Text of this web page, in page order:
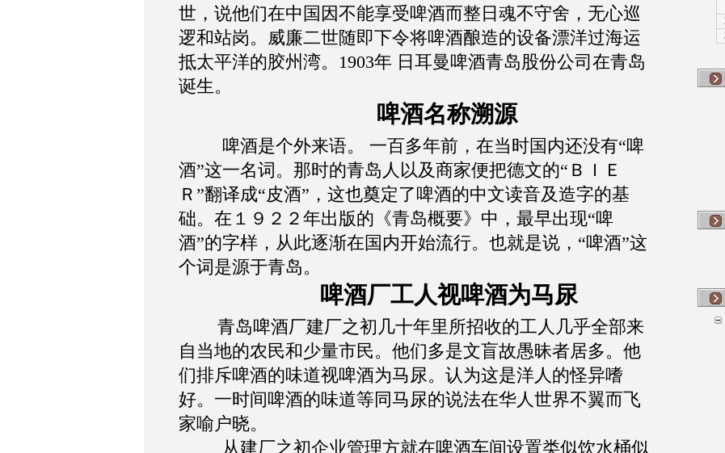
世，说他们在中国因不能享受啤酒而整日魂不守舍，无心巡
逻和站岗。威廉二世随即下令将啤酒酿造的设备漂洋过海运
抵太平洋的胶州湾。 1903年 日耳曼啤酒青岛股份公司在青岛
诞生。
啤酒名称溯源
啤酒是个外来语。
一百多年前，在当时国内还没有“啤
酒”这一名词。那时的青岛人以及商家便把德文的“ＢＩＥ
Ｒ”翻译成“皮酒”，这也奠定了啤酒的中文读音及造字的基
础。在１９２２年出版的《青岛概要》中，最早出现“啤
酒”的字样，从此逐渐在国内开始流行。也就是说，“啤酒”这
个词是源于青岛。
啤酒厂工人视啤酒为马尿
青岛啤酒厂建厂之初几十年里所招收的工人几乎全部来
自当地的农民和少量市民。他们多是文盲故愚昧者居多。他
们排斥啤酒的味道视啤酒为马尿。认为这是洋人的怪异嗜
好。一时间啤酒的味道等同马尿的说法在华人世界不翼而飞
家喻户晓。
从建厂之初企业管理方就在啤酒车间设置类似饮水桶似